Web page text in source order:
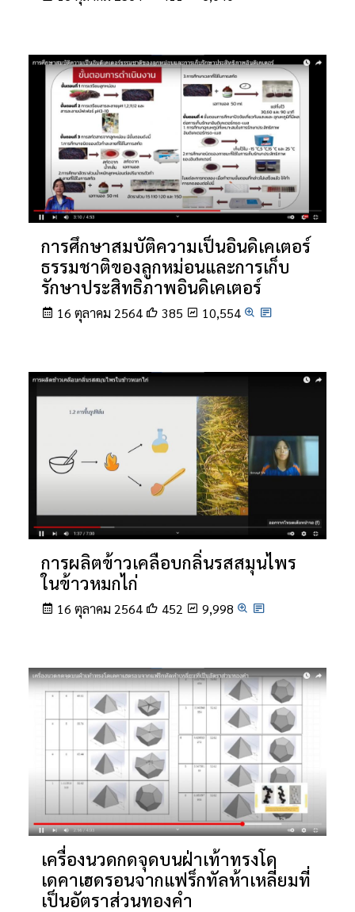
การศึกษาสมบัติความเป็นอินดิเคเตอร์
ธรรมชาติของลูกหม่อนและการเก็บ
รักษาประสิทธิภาพอินดิเคเตอร์
16 ตุลาคม 2564 385 10,554
การผลิตข้าวเคลือบกลิ่นรสสมุนไพร
ในข้าวหมกไก่
16 ตุลาคม 2564 452 9,998
เครื่องนวดกดจุดบนฝ่าเท้าทรงโด
เดคาเฮดรอนจากแฟร็กทัลห้าเหลี่ยมที่
เป็นอัตราส่วนทองคำ